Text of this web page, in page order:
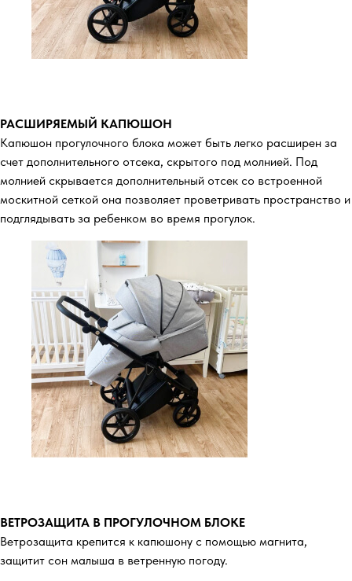
РАСШИРЯЕМЫЙ КАПЮШОН
Капюшон прогулочного блока может быть легко расширен за
счет дополнительного отсека, скрытого под молнией. Под
молнией скрывается дополнительный отсек со встроенной
москитной сеткой она позволяет проветривать пространство и
подглядывать за ребенком во время прогулок.
ВЕТРОЗАЩИТА В ПРОГУЛОЧНОМ БЛОКЕ
Ветрозащита крепится к капюшону с помощью магнита,
защитит сон малыша в ветренную погоду.